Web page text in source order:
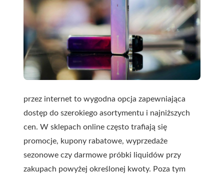
przez internet to wygodna opcja zapewniająca
dostęp do szerokiego asortymentu i najniższych
cen. W sklepach online często trafiają się
promocje, kupony rabatowe, wyprzedaże
sezonowe czy darmowe próbki liquidów przy
zakupach powyżej określonej kwoty. Poza tym